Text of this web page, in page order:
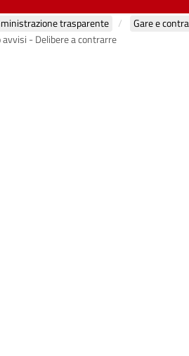
trasparente
Gare e
avvisi - Delibere a contrarre